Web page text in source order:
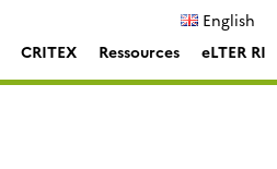
English
CRITEX Ressources eLTER RI